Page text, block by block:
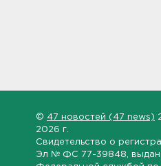
© 47 новостей (47 news)
2026 г.
Свидетельство о
Эл № ФС 77-39848 ,